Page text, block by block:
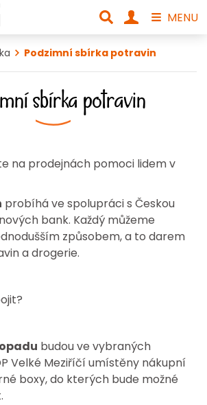
Podzimní sbírka potravin
sbírka potravin
na prodejnách pomoci lidem v
probíhá ve spolupráci s Českou
bank. Každý můžeme
způsobem, a to darem
a drogerie.
budou ve vybraných
Velké Meziříčí umístěny nákupní
boxy, do kterých bude možné
MENU